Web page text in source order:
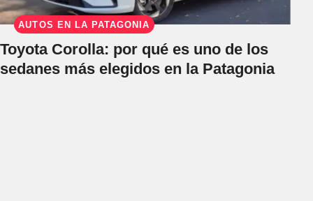
AUTOS EN LA PATAGONIA
Toyota Corolla: por qué es uno de los
sedanes más elegidos en la Patagonia